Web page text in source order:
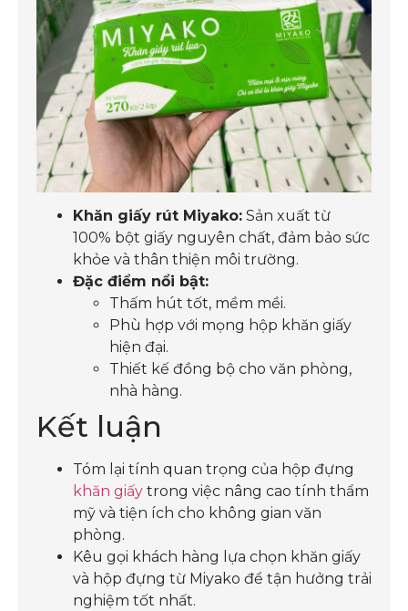
Khăn giấy rút Miyako: Sản xuất từ
100% bột giấy nguyên chất, đảm bảo sức
khỏe và thân thiện môi trường.
Đặc điểm nổi bật:
Thấm hút tốt, mềm mềi.
Phù hợp với mọng hộp khăn giấy
hiện đại.
Thiết kế đồng bộ cho văn phòng,
nhà hàng.
Kết luận
Tóm lại tính quan trọng của hộp đựng
khăn giấy trong việc nâng cao tính thẩm
mỹ và tiện ích cho không gian văn
phòng.
Kêu gọi khách hàng lựa chọn khăn giấy
và hộp đựng từ Miyako để tận hưởng trải
nghiệm tốt nhất.